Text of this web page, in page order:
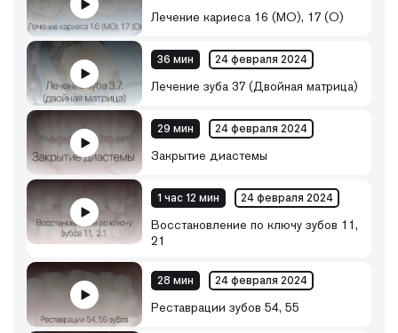
Лечение кариеса 16 (МО), 17 (О)
36 мин 24 февраля 2024
Лечение зуба 37 (Двойная матрица)
29 мин 24 февраля 2024
Закрытие диастемы
1 час 12 мин 24 февраля 2024
Восстановление по ключу зубов 11,
21
28 мин 24 февраля 2024
Реставрации зубов 54, 55